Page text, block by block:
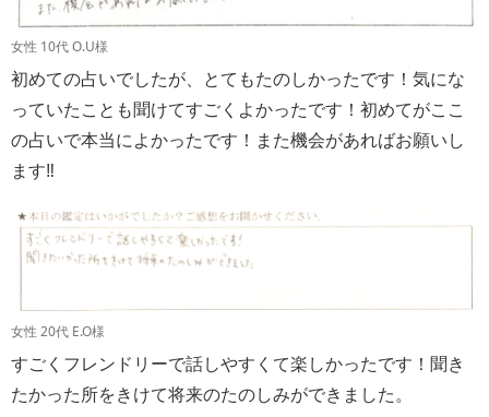
女性 10代 O.U様
初めての占いでしたが、とてもたのしかったです！気にな
っていたことも聞けてすごくよかったです！初めてがここ
の占いで本当によかったです！また機会があればお願いし
ます‼
女性 20代 E.O様
すごくフレンドリーで話しやすくて楽しかったです！聞き
たかった所をきけて将来のたのしみができました。